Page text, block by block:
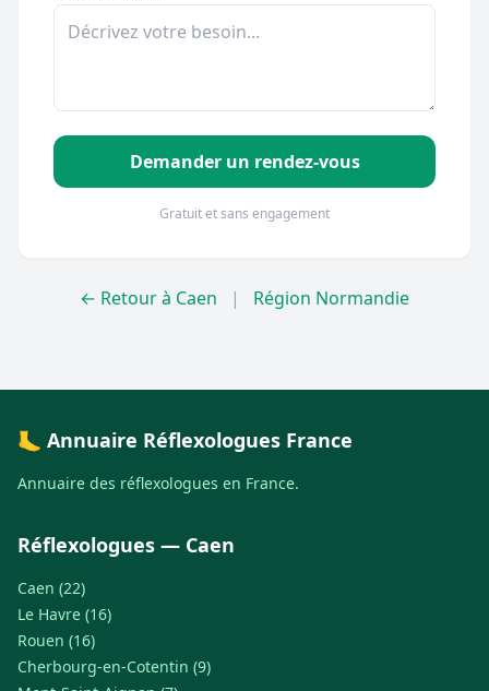
Demander un rendez-vous
Gratuit et sans engagement
← Retour à Caen | Région Normandie
🦶 Annuaire Réflexologues France
Annuaire des réflexologues en France.
Réflexologues — Caen
Caen (22)
Le Havre (16)
Rouen (16)
Cherbourg-en-Cotentin (9)